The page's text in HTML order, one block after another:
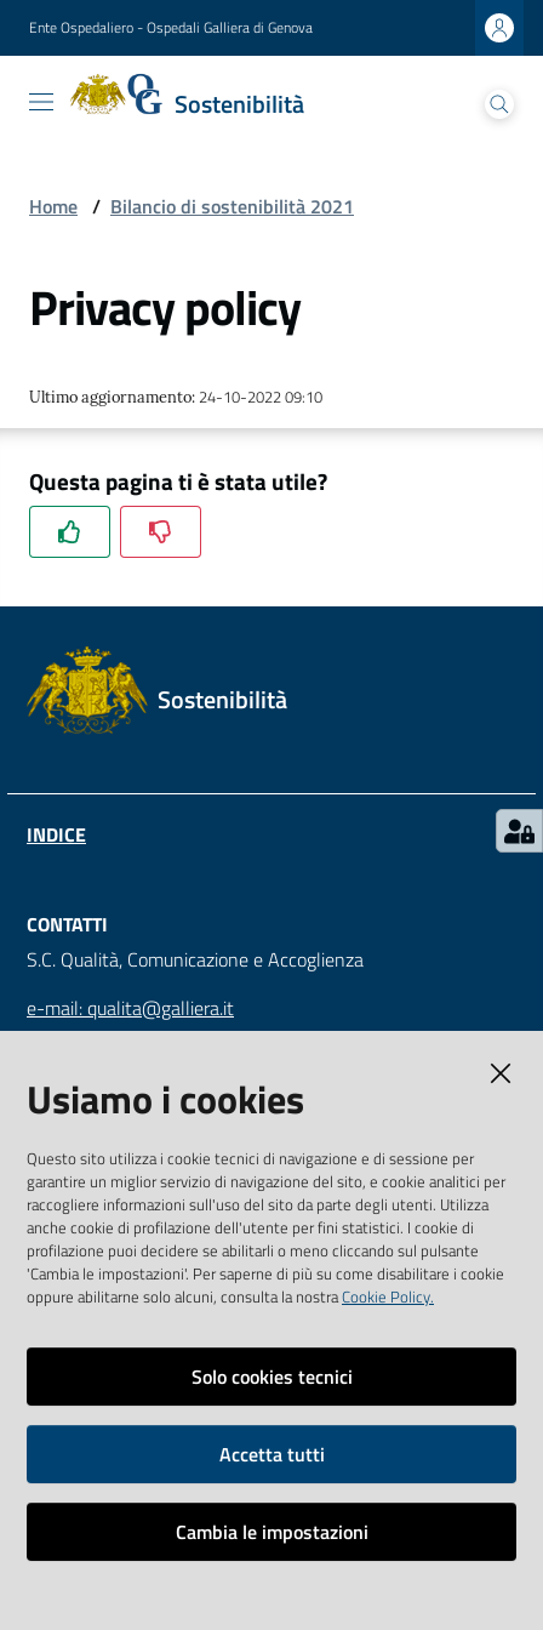
Vai al contenuto
Vai alla navigazione
Vai al footer
Ente Ospedaliero - Ospedali Galliera di Genova
Sostenibilità
Sostenibilità
Ospedali Galliera
Lettera
Presentazione
generale
Analisi
di
materialità
stakeholders
Home / Bilancio di sostenibilità 2021
Privacy policy
Ultimo aggiornamento: 24-10-2022 09:10
Questa pagina ti è stata utile?
Sostenibilità
INDICE
CONTATTI
S.C. Qualità, Comunicazione e Accoglienza
e-mail: qualita@galliera.it
Ente Ospedaliero Ospedali Galliera
Mura delle Cappuccine 14 16128 Genova
Tel. +39 010 56321 CF e P.IVA: 00557720109
www.galliera.it
AMMINISTRAZIONE TRASPARENTE
COLLEGAMENTO AI SOCIAL
YoutubeFacebook
Usiamo i cookies
Questo sito utilizza i cookie tecnici di navigazione e di sessione per
garantire un miglior servizio di navigazione del sito, e cookie analitici per
raccogliere informazioni sull'uso del sito da parte degli utenti. Utilizza
anche cookie di profilazione dell'utente per fini statistici. I cookie di
profilazione puoi decidere se abilitarli o meno cliccando sul pulsante
'Cambia le impostazioni'. Per saperne di più su come disabilitare i cookie
oppure abilitarne solo alcuni, consulta la nostraCookie Policy.
Solo cookies tecnici
Accetta tutti
Cambia le impostazioni